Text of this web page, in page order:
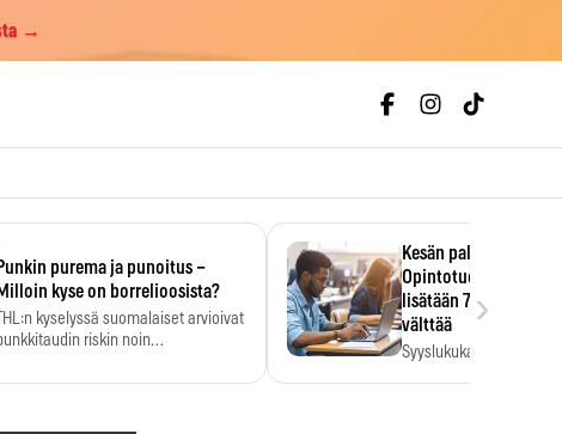
→
purema ja punoitus –
kyse on borrelioosista?
THL:n kyselyssä suomalaiset arvioivat
riskin noin
Kesän palkka
Opintotuen
lisätään 7,5
välttää
Syyslukukauden
›